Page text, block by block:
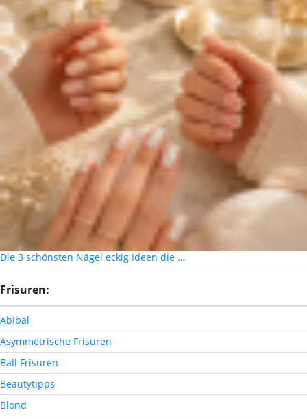
Die 3 schönsten Nägel eckig Ideen die …
Frisuren:
Abibal
Asymmetrische Frisuren
Ball Frisuren
Beautytipps
Blond